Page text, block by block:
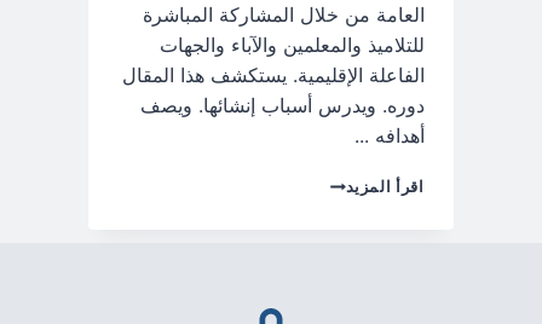
العامة من خلال المشاركة المباشرة
للتلاميذ والمعلمين والآباء والجهات
الفاعلة الإقليمية. يستكشف هذا المقال
دوره. ويدرس أسباب إنشائها. ويصف
أهدافه ...
اقرأ المزيدمادراستنا: